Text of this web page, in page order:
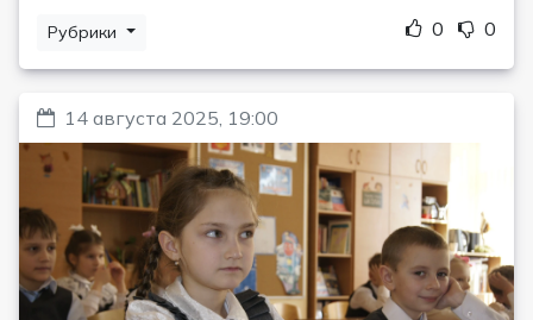
Рубрики 0 0
14 августа 2025, 19:00